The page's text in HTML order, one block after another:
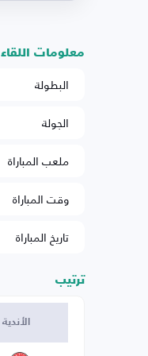
معلومات اللقاء
البطولة
الجولة
ملعب المباراة
وقت المباراة
تاريخ المباراة
ترتيب
الأندية